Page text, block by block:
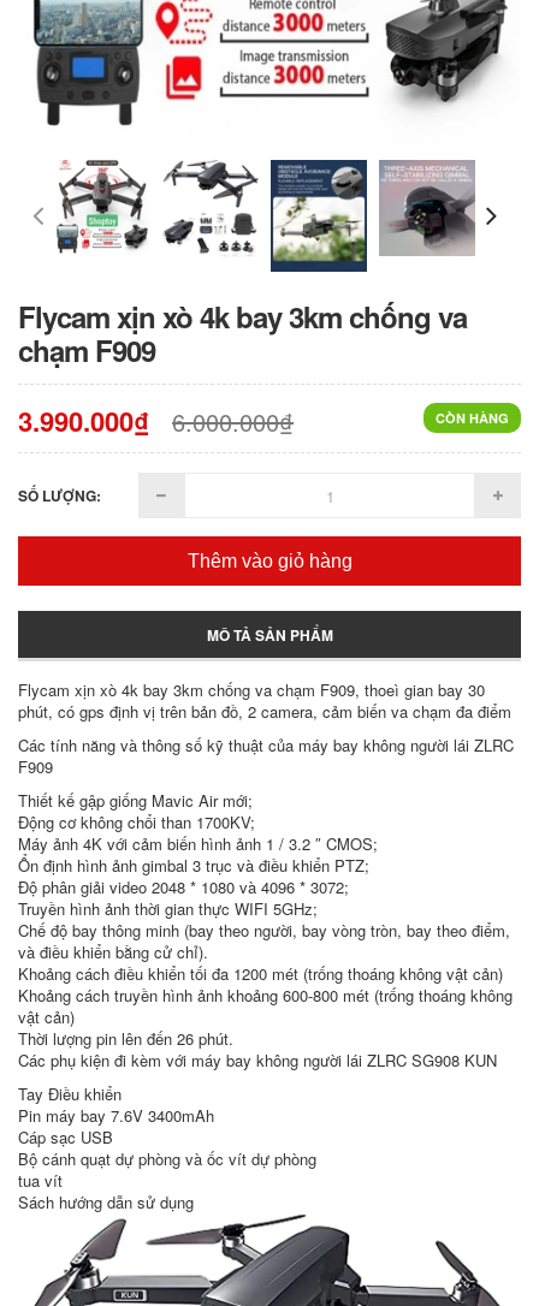
Flycam xịn xò 4k bay 3km chống va
chạm F909
CÒN HÀNG
3.990.000₫ 6.000.000₫
SỐ LƯỢNG:
Thêm vào giỏ hàng
MÔ TẢ SẢN PHẨM
Flycam xịn xò 4k bay 3km chống va chạm F909, thoeì gian bay 30
phút, có gps định vị trên bản đồ, 2 camera, cảm biến va chạm đa điểm
Các tính năng và thông số kỹ thuật của máy bay không người lái ZLRC
F909
Thiết kế gập giống Mavic Air mới;
Động cơ không chổi than 1700KV;
Máy ảnh 4K với cảm biến hình ảnh 1 / 3.2 ″ CMOS;
Ổn định hình ảnh gimbal 3 trục và điều khiển PTZ;
Độ phân giải video 2048 * 1080 và 4096 * 3072;
Truyền hình ảnh thời gian thực WIFI 5GHz;
Chế độ bay thông minh (bay theo người, bay vòng tròn, bay theo điểm,
và điều khiển bằng cử chỉ).
Khoảng cách điều khiển tối đa 1200 mét (trống thoáng không vật cản)
Khoảng cách truyền hình ảnh khoảng 600-800 mét (trống thoáng không
vật cản)
Thời lượng pin lên đến 26 phút.
Các phụ kiện đi kèm với máy bay không người lái ZLRC SG908 KUN
Tay Điều khiển
Pin máy bay 7.6V 3400mAh
Cáp sạc USB
Bộ cánh quạt dự phòng và ốc vít dự phòng
tua vít
Sách hướng dẫn sử dụng